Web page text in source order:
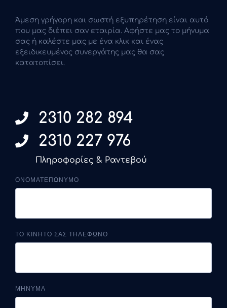
Άμεση γρήγορη και σωστή εξυπηρέτηση είναι αυτό
που μας διέπει σαν εταιρία. Αφήστε μας το μήνυμα
σας ή καλέστε μας με ένα κλικ και ένας
εξειδικευμένος συνεργάτης μας θα σας
κατατοπίσει.
2310 282 894
2310 227 976
Πληροφορίες & Ραντεβού
ΟΝΟΜΑΤΕΠΩΝΥΜΟ
ΤΟ ΚΙΝΗΤΟ ΣΑΣ ΤΗΛΕΦΩΝΟ
ΜΗΝΥΜΑ